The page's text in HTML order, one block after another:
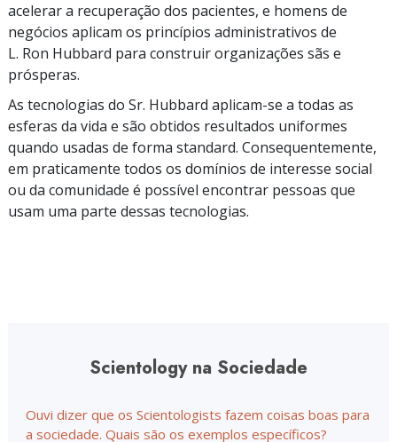
acelerar a recuperação dos pacientes, e homens de
negócios aplicam os princípios administrativos de
L. Ron Hubbard para construir organizações sãs e
prósperas.
As tecnologias do Sr. Hubbard aplicam-se a todas as
esferas da vida e são obtidos resultados uniformes
quando usadas de forma standard. Consequentemente,
em praticamente todos os domínios de interesse social
ou da comunidade é possível encontrar pessoas que
usam uma parte dessas tecnologias.
Scientology na Sociedade
Ouvi dizer que os Scientologists fazem coisas boas para
a sociedade. Quais são os exemplos específicos?